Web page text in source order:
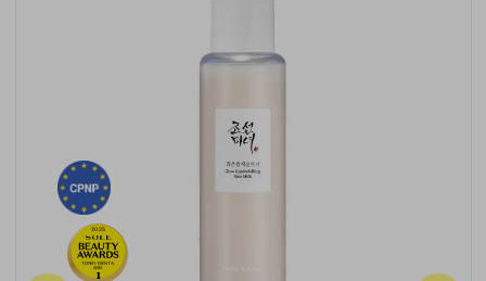
2025
TONER-ESENTA-
2025
1